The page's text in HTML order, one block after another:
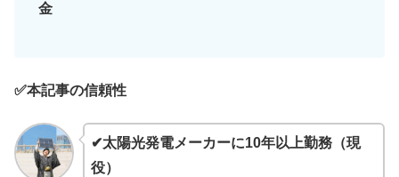
金
✅本記事の信頼性
✔太陽光発電メーカーに10年以上勤務（現
役）